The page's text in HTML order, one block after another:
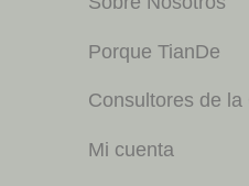
Porque TianDe
Consultores de la
Mi cuenta